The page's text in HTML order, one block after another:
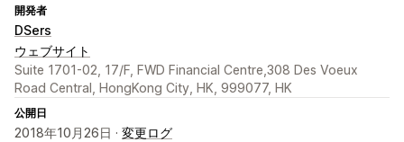
開発者
DSers
ウェブサイト
Suite 1701-02, 17/F, FWD Financial Centre,308 Des Voeux
Road Central, HongKong City, HK, 999077, HK
公開日
2018年10月26日 · 変更ログ